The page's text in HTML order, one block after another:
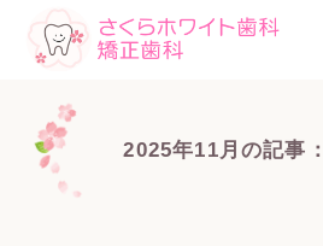
ホーム
診療内容2025年11月の記事